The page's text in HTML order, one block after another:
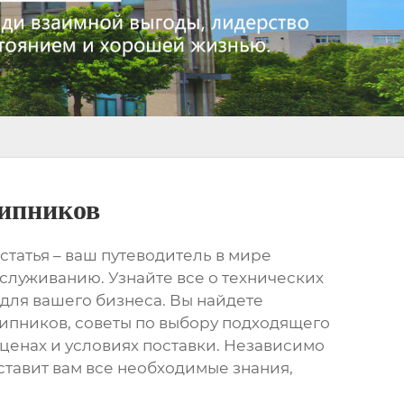
– ваш путеводитель в мире
Узнайте все о технических
вашего бизнеса. Вы найдете
, советы по выбору подходящего
и условиях поставки. Независимо
вам все необходимые знания,